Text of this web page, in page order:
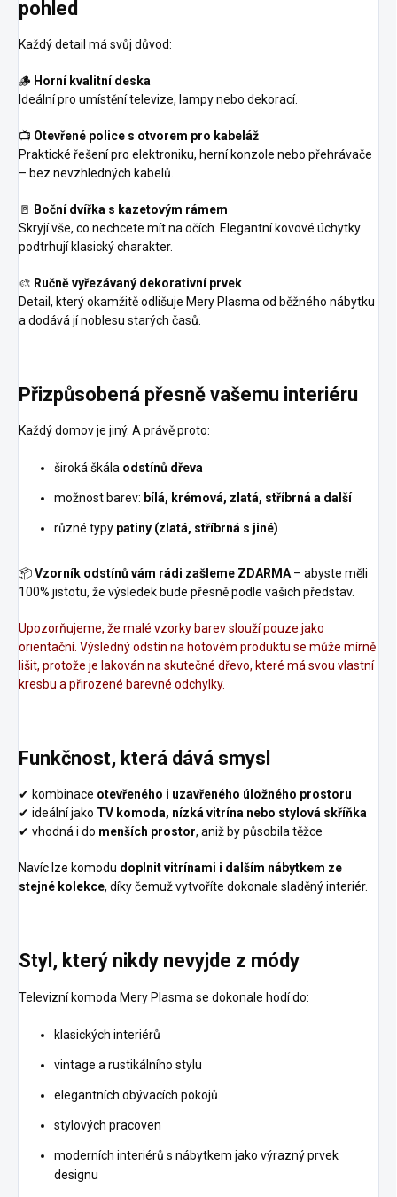
pohled
Každý detail má svůj důvod:
🪵 Horní kvalitní deska
Ideální pro umístění televize, lampy nebo dekorací.
📺 Otevřené police s otvorem pro kabeláž
Praktické řešení pro elektroniku, herní konzole nebo přehrávače
– bez nevzhledných kabelů.
🚪 Boční dvířka s kazetovým rámem
Skryjí vše, co nechcete mít na očích. Elegantní kovové úchytky
podtrhují klasický charakter.
🎨 Ručně vyřezávaný dekorativní prvek
Detail, který okamžitě odlišuje Mery Plasma od běžného nábytku
a dodává jí noblesu starých časů.
Přizpůsobená přesně vašemu interiéru
Každý domov je jiný. A právě proto:
široká škála odstínů dřeva
možnost barev: bílá, krémová, zlatá, stříbrná a další
různé typy patiny (zlatá, stříbrná s jiné)
📦Vzorník odstínů vám rádi zašleme ZDARMA – abyste měli
100% jistotu, že výsledek bude přesně podle vašich představ.
Upozorňujeme, že malé vzorky barev slouží pouze jako
orientační. Výsledný odstín na hotovém produktu se může mírně
lišit, protože je lakován na skutečné dřevo, které má svou vlastní
kresbu a přirozené barevné odchylky.
Funkčnost, která dává smysl
✔ kombinace otevřeného i uzavřeného úložného prostoru
✔ ideální jako TV komoda, nízká vitrína nebo stylová skříňka
✔ vhodná i do menších prostor, aniž by působila těžce
Navíc lze komodu doplnit vitrínami i dalším nábytkem ze
stejné kolekce, díky čemuž vytvoříte dokonale sladěný interiér.
Styl, který nikdy nevyjde z módy
Televizní komoda Mery Plasma se dokonale hodí do:
klasických interiérů
vintage a rustikálního stylu
elegantních obývacích pokojů
stylových pracoven
moderních interiérů s nábytkem jako výrazný prvek
designu